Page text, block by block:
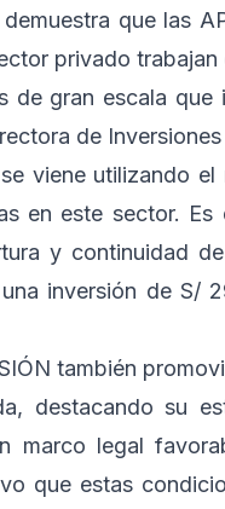
que las
privado
de gran escala
de
viene utilizando
en este sector. Es
y continuidad
inversión de S/
también
destacando su
marco legal
que estas